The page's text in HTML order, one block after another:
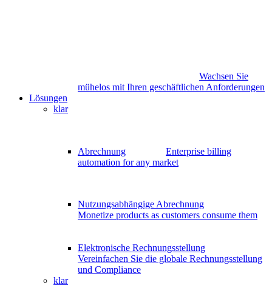
Wachsen Sie
mühelos mit Ihren geschäftlichen Anforderungen
Lösungen
klar
Abrechnung
Enterprise billing
automation for any market
Nutzungsabhängige Abrechnung
Monetize products as customers consume them
Elektronische Rechnungsstellung
Vereinfachen Sie die globale Rechnungsstellung
und Compliance
klar